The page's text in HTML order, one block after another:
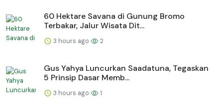
60 Hektare Savana di Gunung Bromo
Terbakar, Jalur Wisata Dit...
3 hours ago 2
Gus Yahya Luncurkan Saadatuna, Tegaskan
5 Prinsip Dasar Memb...
3 hours ago 1